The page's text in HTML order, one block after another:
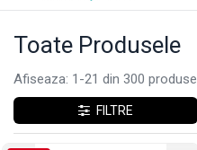
Toate Produsele
Afiseaza: 1-21 din 300 produse
FILTRE